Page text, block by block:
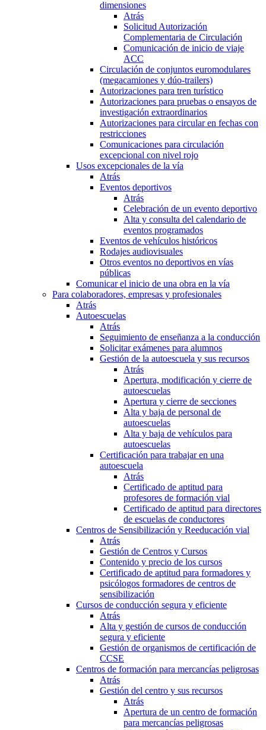
dimensiones
Atrás
Solicitud Autorización
Complementaria de Circulación
Comunicación de inicio de viaje
ACC
Circulación de conjuntos euromodulares
(megacamiones y dúo-trailers)
Autorizaciones para tren turístico
Autorizaciones para pruebas o ensayos de
investigación extraordinarios
Autorizaciones para circular en fechas con
restricciones
Comunicaciones para circulación
excepcional con nivel rojo
Usos excepcionales de la vía
Atrás
Eventos deportivos
Atrás
Celebración de un evento deportivo
Alta y consulta del calendario de
eventos programados
Eventos de vehículos históricos
Rodajes audiovisuales
Otros eventos no deportivos en vías
públicas
Comunicar el inicio de una obra en la vía
Para colaboradores, empresas y profesionales
Atrás
Autoescuelas
Atrás
Seguimiento de enseñanza a la conducción
Solicitar exámenes para alumnos
Gestión de la autoescuela y sus recursos
Atrás
Apertura, modificación y cierre de
autoescuelas
Apertura y cierre de secciones
Alta y baja de personal de
autoescuelas
Alta y baja de vehículos para
autoescuelas
Certificación para trabajar en una
autoescuela
Atrás
Certificado de aptitud para
profesores de formación vial
Certificado de aptitud para directores
de escuelas de conductores
Centros de Sensibilización y Reeducación vial
Atrás
Gestión de Centros y Cursos
Contenido y precio de los cursos
Certificado de aptitud para formadores y
psicólogos formadores de centros de
sensibilización
Cursos de conducción segura y eficiente
Atrás
Alta y gestión de cursos de conducción
segura y eficiente
Gestión de organismos de certificación de
CCSE
Centros de formación para mercancías peligrosas
Atrás
Gestión del centro y sus recursos
Atrás
Apertura de un centro de formación
para mercancías peligrosas